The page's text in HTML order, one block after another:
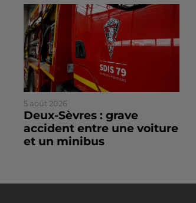
5 août 2026
Deux-Sèvres : grave
accident entre une voiture
et un minibus